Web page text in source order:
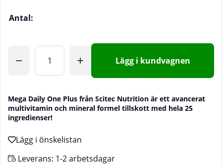
Antal:
Lägg i kundvagnen
Mega Daily One Plus från Scitec Nutrition är ett avancerat
multivitamin och mineral formel tillskott med hela 25
ingredienser!
Leverans: 1-2 arbetsdagar